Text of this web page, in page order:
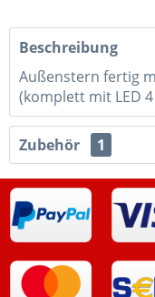
Beschreibung
Außenstern fertig
(komplett mit LED
Zubehör 1